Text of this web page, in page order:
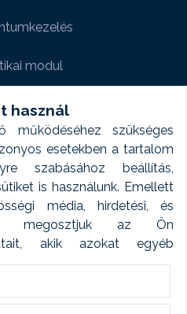
használ
működéséhez szükséges
esetekben a tartalom
szabásához beállítás,
is használunk. Emellett
média, hirdetési, és
megosztjuk az Ön
akik azokat egyéb
kombinálhatják. A sütik
naplózást végzünk és
automatikusan töröljük. A
modul
modul
extra modul
modul